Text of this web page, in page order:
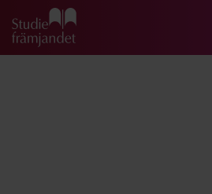
Gå till studiefrämjandets startsida